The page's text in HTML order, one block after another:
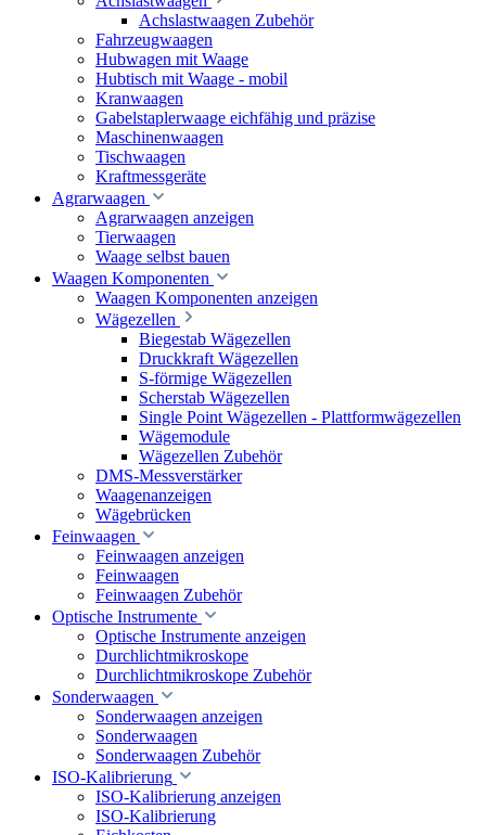
Achslastwaagen Zubehör
Fahrzeugwaagen
Hubwagen mit Waage
Hubtisch mit Waage - mobil
Kranwaagen
Gabelstaplerwaage eichfähig und präzise
Maschinenwaagen
Tischwaagen
Kraftmessgeräte
Agrarwaagen
Agrarwaagen anzeigen
Tierwaagen
Waage selbst bauen
Waagen Komponenten
Waagen Komponenten anzeigen
Wägezellen
Biegestab Wägezellen
Druckkraft Wägezellen
S-förmige Wägezellen
Scherstab Wägezellen
Single Point Wägezellen - Plattformwägezellen
Wägemodule
Wägezellen Zubehör
DMS-Messverstärker
Waagenanzeigen
Wägebrücken
Feinwaagen
Feinwaagen anzeigen
Feinwaagen
Feinwaagen Zubehör
Optische Instrumente
Optische Instrumente anzeigen
Durchlichtmikroskope
Durchlichtmikroskope Zubehör
Sonderwaagen
Sonderwaagen anzeigen
Sonderwaagen
Sonderwaagen Zubehör
ISO-Kalibrierung
ISO-Kalibrierung anzeigen
ISO-Kalibrierung